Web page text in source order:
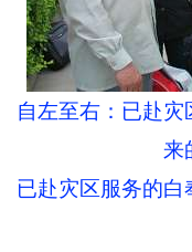
自左至右：已赴
来
已赴灾区服务的